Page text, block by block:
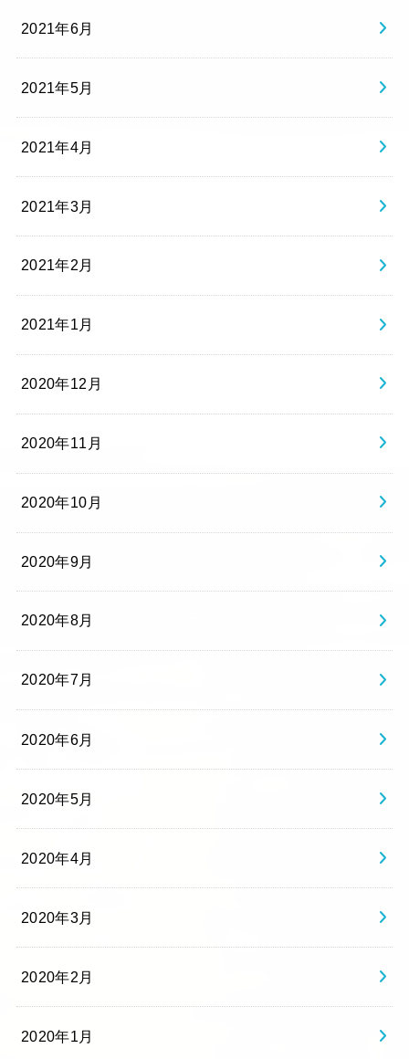
2021年6月
2021年5月
2021年4月
2021年3月
2021年2月
2021年1月
2020年12月
2020年11月
2020年10月
2020年9月
2020年8月
2020年7月
2020年6月
2020年5月
2020年4月
2020年3月
2020年2月
2020年1月